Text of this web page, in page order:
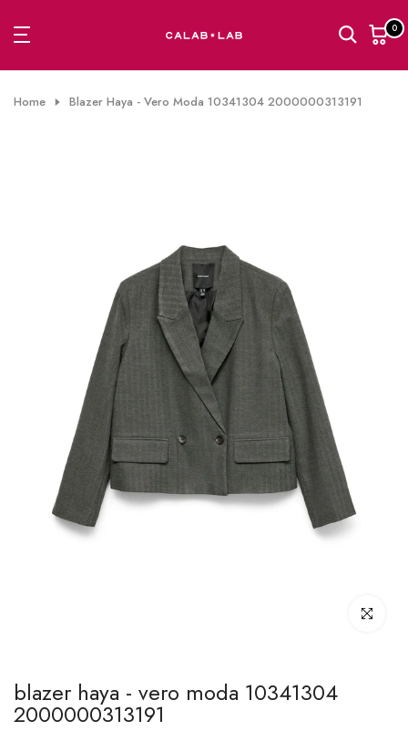
al
0
Home Blazer Haya - Vero Moda 10341304 2000000313191
Clicca per
blazer haya - vero moda 10341304
2000000313191